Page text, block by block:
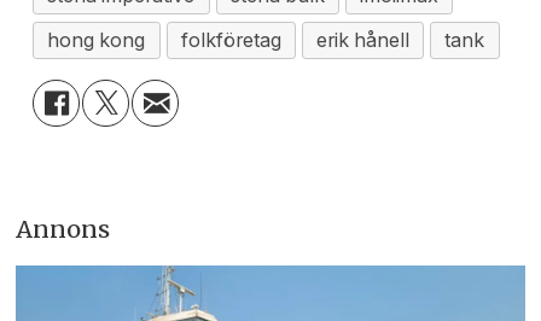
hong kong
folkföretag erik hånell tank
Annons